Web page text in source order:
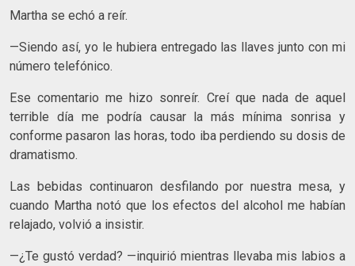
Martha se echó a reír.
—Siendo así, yo le hubiera entregado las llaves junto con mi
número telefónico.
Ese comentario me hizo sonreír. Creí que nada de aquel
terri­ble día me podría causar la más mínima sonrisa y
conforme pasa­ron las horas, todo iba perdiendo su dosis de
dramatismo.
Las bebidas continuaron desfilando por nuestra mesa, y
cuan­do Martha notó que los efectos del alcohol me habían
relajado, volvió a insistir.
—¿Te gustó verdad? —inquirió mientras llevaba mis labios a